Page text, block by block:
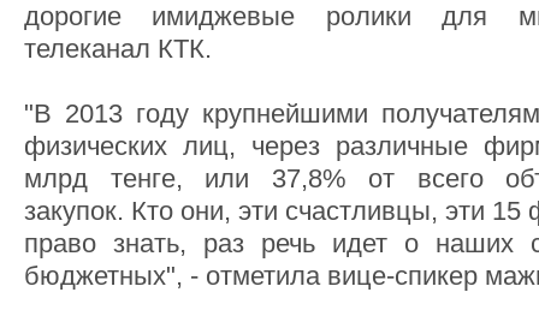
дорогие имиджевые ролики для
телеканал КТК.
"В 2013 году крупнейшими
физических лиц, через различные
млрд тенге, или 37,8% от всего
закупок. Кто они, эти счастливцы, эти
право знать, раз речь идет о наших
бюджетных", - отметила вице-спикер